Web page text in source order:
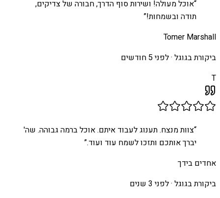
“אוכל מעולה! ושירות סוף הדרך, חבורה של צדיקים,
תודה ובשמחות!”
Tomer Marshall
ביקורת בגוגל ·לפני 5 חודשים
T
“צוות מנצח. תענוג לעבוד איתם. אוכל ברמה גבוהה. שה'
יברך אותכם ותזכו לשמח עוד ועוד.”
אחדים בידך
ביקורת בגוגל ·לפני 3 שנים